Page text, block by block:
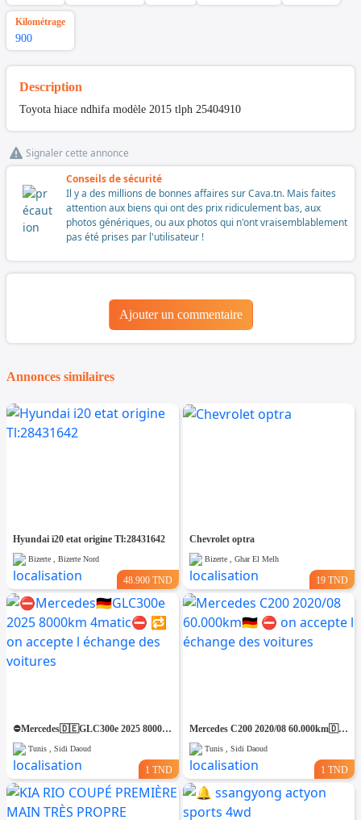
Kilométrage
900
Description
Toyota hiace ndhifa modèle 2015 tlph 25404910
Signaler cette annonce
Conseils de sécurité
Il y a des millions de bonnes affaires sur Cava.tn. Mais faites
attention aux biens qui ont des prix ridiculement bas, aux
photos génériques, ou aux photos qui n'ont vraisemblablement
pas été prises par l'utilisateur !
Ajouter un commentaire
Annonces similaires
Hyundai i20 etat origine Tl:28431642
Bizerte , Bizerte Nord
48.900 TND
Chevrolet optra
Bizerte , Ghar El Melh
19 TND
⛔️Mercedes🇩🇪GLC300e 2025 8000km 4matic⛔️ 🔁 on accepte l échange des voitures
Tunis , Sidi Daoud
1 TND
Mercedes C200 2020/08 60.000km🇩🇪 ⛔️ on accepte l échange des voitures
Tunis , Sidi Daoud
1 TND